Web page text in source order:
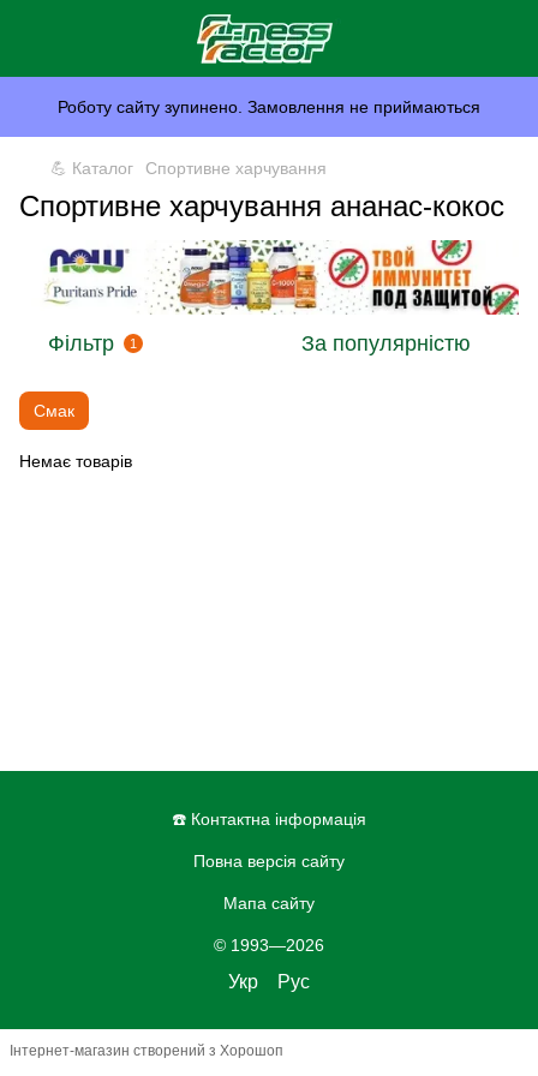
Роботу сайту зупинено. Замовлення не приймаються
💪 Каталог Спортивне харчування
Спортивне харчування ананас-кокос
Фільтр 1 За популярністю
Смак
Немає товарів
☎️ Контактна інформація
Повна версія сайту
Мапа сайту
© 1993—2026
Укр Рус
Інтернет-магазин створений з Хорошоп